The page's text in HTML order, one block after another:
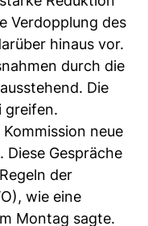
Verdopplung des
hinaus vor.
durch die
Die
greifen.
neue
Gespräche
der
wie eine
Montag sagte.